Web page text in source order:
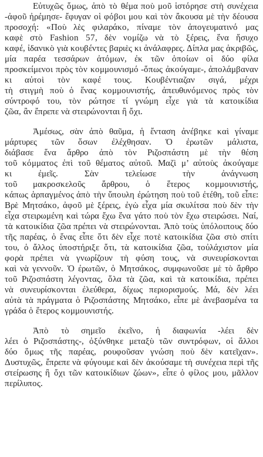
Εὐτυχῶς ὅμως, ἀπὸ τὸ θέμα ποὺ μοῦ ἱστόρησε στὴ συνέχεια
-ἀφοῦ ἠρέμησε- ἔφυγαν οἱ φόβοι μου καὶ τὸν ἄκουσα μὲ τὴν δέουσα
προσοχή: «Ποὺ λὲς φιλαράκο, πίναμε τὸν ἀπογευματινό μας
καφὲ στὸ Fashion 57, δὲν νομίζω νὰ τὸ ξέρεις, ἕνα ἥσυχο
καφέ, ἰδανικὸ γιὰ κουβέντες βαριὲς κι ἀνάλαφρες. Δίπλα μας ἀκριβῶς,
μία παρέα τεσσάρων ἀτόμων, ἐκ τῶν ὁποίων οἱ δύο φίλα
προσκείμενοι πρὸς τὸν κομμουνισμό -ὅπως ἀκούγαμε-, ἀπολάμβαναν
κι αὐτοὶ τὸν καφέ τους. Κουβέντιαζαν σιγά, μέχρι
τὴ στιγμὴ ποὺ ὁ ἕνας κομμουνιστής, ἀπευθυνόμενος πρὸς τὸν
σύντροφό του, τὸν ρώτησε τί γνώμη εἶχε γιὰ τὰ κατοικίδια
ζῶα, ἂν ἔπρεπε νὰ στειρώνονται ἢ ὄχι.
Ἀμέσως, σὰν ἀπὸ θαῦμα, ἡ ἔνταση ἀνέβηκε καὶ γίναμε
μάρτυρες τῶν ὅσων ἐλέχθησαν. Ὁ ἐρωτῶν μάλιστα,
διάβασε ἕνα ἄρθρο ἀπὸ τὸν Ριζοσπάστη μὲ τὴν θέση
τοῦ κόμματος ἐπὶ τοῦ θέματος αὐτοῦ. Μαζὶ μ’ αὐτοὺς ἀκούγαμε
κι ἐμεῖς. Σὰν τελείωσε τὴν ἀνάγνωση
τοῦ μακροσκελοῦς ἄρθρου, ὁ ἕτερος κομμουνιστής,
κάπως ἁρπαγμένος ἀπὸ τὴν ὕπουλη ἐρώτηση ποὺ τοῦ ἐτέθη, τοῦ εἶπε:
Βρὲ Μητσάκο, ἀφοῦ μὲ ξέρεις, ἐγὼ εἶχα μία σκυλίτσα ποὺ δὲν τὴν
εἶχα στειρωμένη καὶ τώρα ἔχω ἕνα γάτο ποὺ τὸν ἔχω στειρώσει. Ναί,
τὰ κατοικίδια ζῶα πρέπει νὰ στειρώνονται. Ἀπὸ τοὺς ὑπόλοιπους δύο
τῆς παρέας, ὁ ἕνας εἶπε ὅτι δὲν εἶχε ποτὲ κατοικίδια ζῶα στὸ σπίτι
του, ὁ ἄλλος ὑποστήριξε ὅτι, τὰ κατοικίδια ζῶα, τοὐλάχιστον μία
φορὰ πρέπει νὰ γνωρίζουν τὴ φύση τους, νὰ συνευρίσκονται
καὶ νὰ γεννοῦν. Ὁ ἐρωτῶν, ὁ Μητσάκος, συμφωνοῦσε μὲ τὸ ἄρθρο
τοῦ Ριζοσπάστη λέγοντας, ὅλα τὰ ζῶα, καὶ τὰ κατοικίδια, πρέπει
νὰ συνευρίσκονται ἐλεύθερα, δίχως περιορισμούς. Μά, δὲν λέει
αὐτὰ τὰ πράγματα ὁ Ριζοσπάστης Μητσάκο, εἶπε μὲ ἀνεβασμένα τα
γράδα ὁ ἕτερος κομμουνιστής.
Ἀπὸ τὸ σημεῖο ἐκεῖνο, ἡ διαφωνία -λέει δὲν
λέει ὁ Ριζοσπάστης-, ὀξύνθηκε μεταξὺ τῶν συντρόφων, οἱ ἄλλοι
δύο ὅμως τῆς παρέας, ρουφοῦσαν γνώση ποὺ δὲν κατεῖχαν».
Δυστυχῶς, ἔπρεπε νὰ φύγουμε καὶ δὲν ἀκούσαμε τὴ συνέχεια περὶ τῆς
στείρωσης ἢ ὄχι τῶν κατοικίδιων ζώων», εἶπε ὁ φίλος μου, μᾶλλον
περίλυπος.